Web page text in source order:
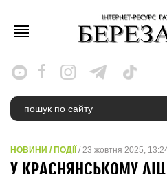
НОВИНИ / ПОДІЇ / 23 жовтня 2025,
У КРАСНЯНСЬКОМУ